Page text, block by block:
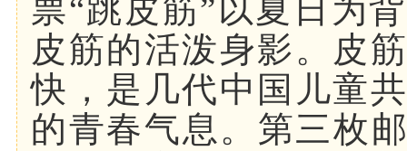
票“跳皮筋”以夏日为
皮筋的活泼身影。皮
快，是几代中国儿童
的青春气息。第三枚